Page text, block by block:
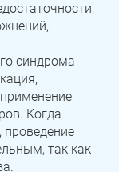
синдрома
Когда
проведение
так как